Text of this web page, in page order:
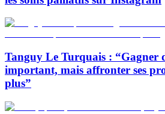
Tanguy Le Turquais : “Gagner
important, mais affronter ses
plus”